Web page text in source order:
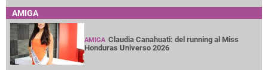
AMIGA
AMIGA Claudia Canahuati: del running al Miss
Honduras Universo 2026